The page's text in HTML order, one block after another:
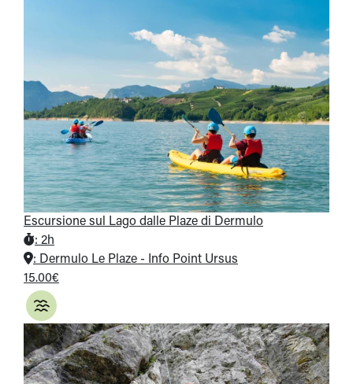
Escursione sul Lago dalle Plaze di Dermulo
: 2h
: Dermulo Le Plaze - Info Point Ursus
15.00€